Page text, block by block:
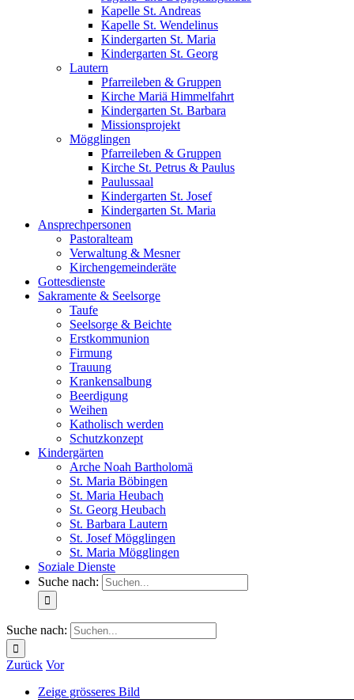
Kapelle St. Andreas
Kapelle St. Wendelinus
Kindergarten St. Maria
Kindergarten St. Georg
Lautern
Pfarreileben & Gruppen
Kirche Mariä Himmelfahrt
Kindergarten St. Barbara
Missionsprojekt
Mögglingen
Pfarreileben & Gruppen
Kirche St. Petrus & Paulus
Paulussaal
Kindergarten St. Josef
Kindergarten St. Maria
Ansprechpersonen
Pastoralteam
Verwaltung & Mesner
Kirchengemeinderäte
Gottesdienste
Sakramente & Seelsorge
Taufe
Seelsorge & Beichte
Erstkommunion
Firmung
Trauung
Krankensalbung
Beerdigung
Weihen
Katholisch werden
Schutzkonzept
Kindergärten
Arche Noah Bartholomä
St. Maria Böbingen
St. Maria Heubach
St. Georg Heubach
St. Barbara Lautern
St. Josef Mögglingen
St. Maria Mögglingen
Soziale Dienste
Suche nach:
Suche nach:
Zurück Vor
Zeige grösseres Bild